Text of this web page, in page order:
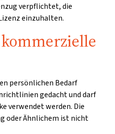
verpflichtet, die
einzuhalten.
persönlichen Bedarf
gedacht und darf
verwendet werden. Die
oder Ähnlichem ist nicht